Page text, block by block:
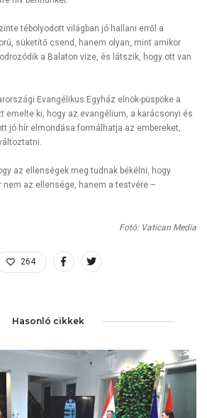
tébolyodott világban jó hallani erről a
süketítő csend, hanem olyan, mint amikor
a Balaton vize, és látszik, hogy ott van
Evangélikus Egyház elnök-püspöke a
emelte ki, hogy az evangélium, a karácsonyi és
jó hír elmondása formálhatja az embereket,
az ellenségek meg tudnak békélni, hogy
az ellensége, hanem a testvére –
Fotó: Vatican Media
264
Hasonló cikkek